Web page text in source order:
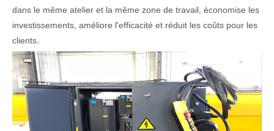
dans le même atelier et la même zone de travail, économise les
investissements, améliore l'efficacité et réduit les coûts pour les
clients.